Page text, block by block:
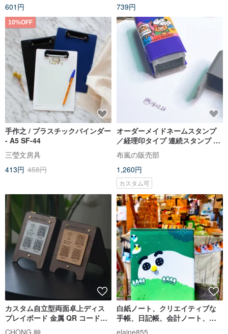
601円
739円
10%OFF
手作之 / プラスチックバインダー
- A5 SF-44
三瑩文房具
413円 458円
オーダーメイドネームスタンプ
／経理印タイプ 連続スタンプ イ
ンク付き
布嵐の販売部
1,260円
カスタム可
カスタム自立型両面卓上ディス
プレイボード 金属 QR コードヒ
ンジ付き木製イーゼル型ディス
CHONG 翀
白紙ノート、クリエイティブな
手帳、日記帳、会計ノート、ゴ
ーストグッズ、イラスト入りノ
elaine855